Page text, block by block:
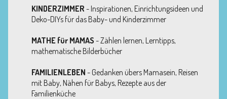
KINDERZIMMER - Inspirationen, Einrichtungsideen und
Deko-DIYs für das Baby- und Kinderzimmer
MATHE für MAMAS - Zählen lernen, Lerntipps,
mathematische Bilderbücher
FAMILIENLEBEN - Gedanken übers Mamasein, Reisen
mit Baby, Nähen für Babys, Rezepte aus der
Familienküche